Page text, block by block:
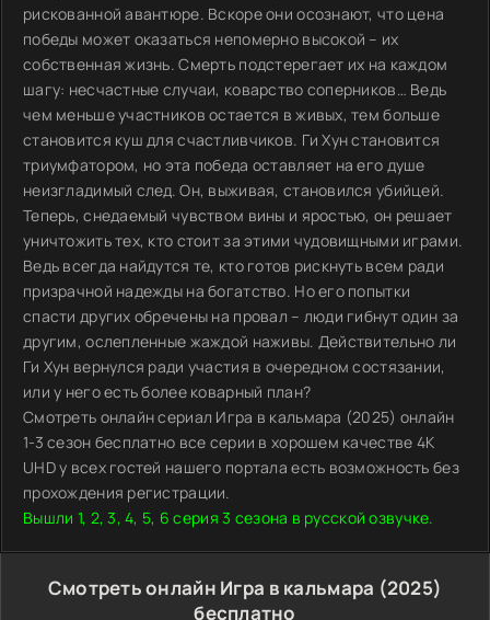
рискованной авантюре. Вскоре они осознают, что цена
победы может оказаться непомерно высокой – их
собственная жизнь. Смерть подстерегает их на каждом
шагу: несчастные случаи, коварство соперников… Ведь
чем меньше участников остается в живых, тем больше
становится куш для счастливчиков. Ги Хун становится
триумфатором, но эта победа оставляет на его душе
неизгладимый след. Он, выживая, становился убийцей.
Теперь, снедаемый чувством вины и яростью, он решает
уничтожить тех, кто стоит за этими чудовищными играми.
Ведь всегда найдутся те, кто готов рискнуть всем ради
призрачной надежды на богатство. Но его попытки
спасти других обречены на провал – люди гибнут один за
другим, ослепленные жаждой наживы. Действительно ли
Ги Хун вернулся ради участия в очередном состязании,
или у него есть более коварный план?
Смотреть онлайн сериал Игра в кальмара (2025) онлайн
1-3 сезон бесплатно все серии в хорошем качестве 4K
UHD у всех гостей нашего портала есть возможность без
прохождения регистрации.
Вышли 1, 2, 3, 4, 5, 6 серия 3 сезона в русской озвучке.
Смотреть онлайн Игра в кальмара (2025)
бесплатно